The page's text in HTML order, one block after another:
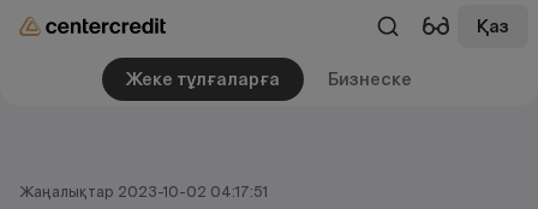
Қаз
Жеке тұлғаларға Бизнеске
Жаңалықтар 2023-10-02 04:17:51